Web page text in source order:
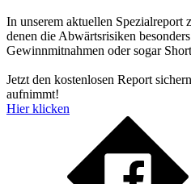
In unserem aktuellen
denen die Abwärtsrisiken
Gewinnmitnahmen oder sogar
Jetzt den kostenlosen Report
aufnimmt!
Hier klicken